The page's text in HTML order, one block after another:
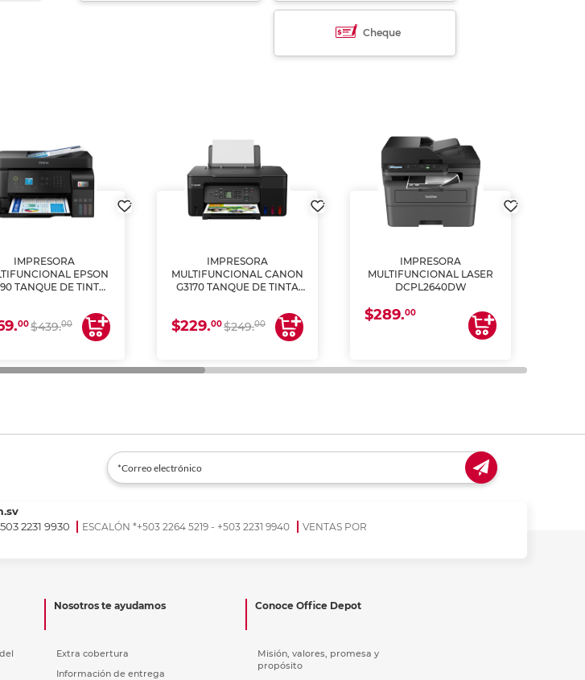
Cheque
IMPRESORA
EPSON
TANQUE DE TINTA
00$439.00
IMPRESORA
MULTIFUNCIONAL CANON
G3170 TANQUE DE TINTA
$229.00$249.00
IMPRESORA
MULTIFUNCIONAL LASER
DCPL2640DW
$289.00
2231 9930
ESCALÓN *+503 2264 5219 - +503 2231 9940
VENTAS POR
Nosotros te ayudamos
Extra cobertura
Información de entrega
Conoce Office Depot
Misión, valores, promesa y
propósito